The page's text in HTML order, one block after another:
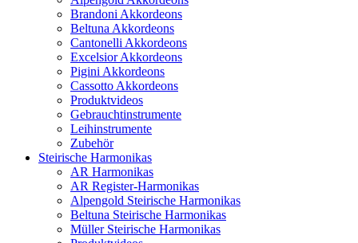
Brandoni Akkordeons
Beltuna Akkordeons
Cantonelli Akkordeons
Excelsior Akkordeons
Pigini Akkordeons
Cassotto Akkordeons
Produktvideos
Gebrauchtinstrumente
Leihinstrumente
Zubehör
Steirische Harmonikas
AR Harmonikas
AR Register-Harmonikas
Alpengold Steirische Harmonikas
Beltuna Steirische Harmonikas
Müller Steirische Harmonikas